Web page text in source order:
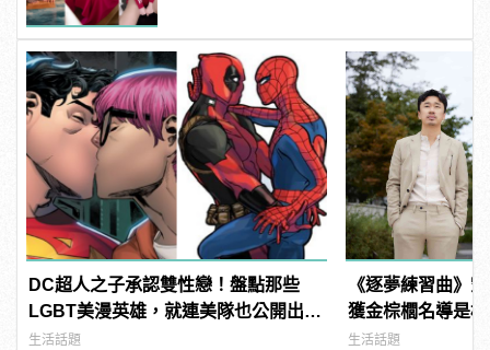
DC超人之子承認雙性戀！盤點那些
LGBT美漫英雄，就連美隊也公開出
櫃？ | manfashion這樣變型男
生活話題
《逐夢練習曲》
獲金棕櫚名導是
生活話題